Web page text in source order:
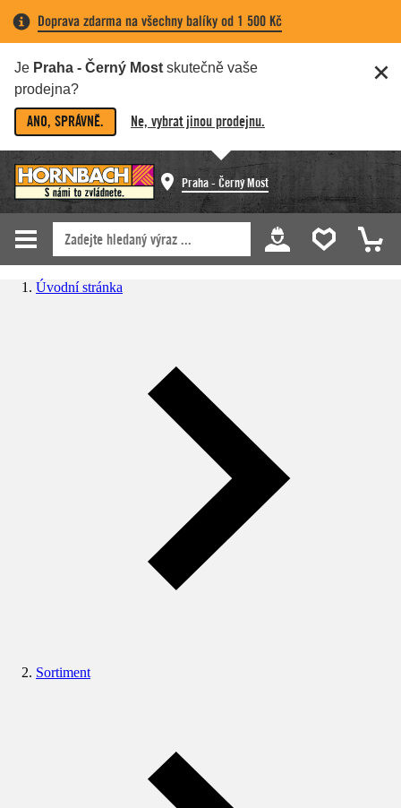
Doprava zdarma na všechny balíky od 1 500 Kč
Je Praha - Černý Most skutečně vaše
prodejna?
ANO, SPRÁVNĚ. Ne, vybrat jinou prodejnu.
Praha - Černý Most
Úvodní stránka
Sortiment